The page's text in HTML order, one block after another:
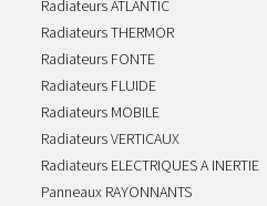
Radiateurs ATLANTIC
Radiateurs THERMOR
Radiateurs FONTE
Radiateurs FLUIDE
Radiateurs MOBILE
Radiateurs VERTICAUX
Radiateurs ELECTRIQUES A INERTIE
Panneaux RAYONNANTS